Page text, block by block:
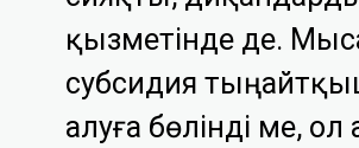
қызметінде де.
субсидия
алуға бөлінді ме,